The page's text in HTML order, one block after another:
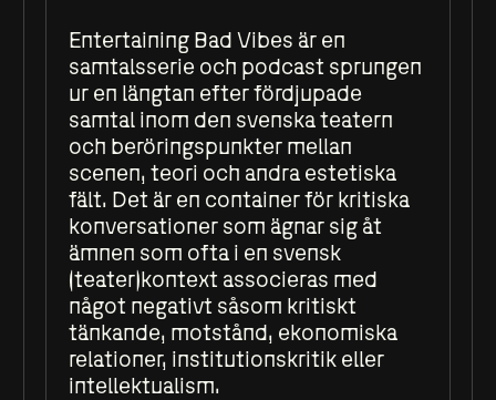
Entertaining Bad Vibes är en
samtalsserie och podcast sprungen
ur en längtan efter fördjupade
samtal inom den svenska teatern
och beröringspunkter mellan
scenen, teori och andra estetiska
fält. Det är en container för kritiska
konversationer som ägnar sig åt
ämnen som ofta i en svensk
(teater)kontext associeras med
något negativt såsom kritiskt
tänkande, motstånd, ekonomiska
relationer, institutionskritik eller
intellektualism.